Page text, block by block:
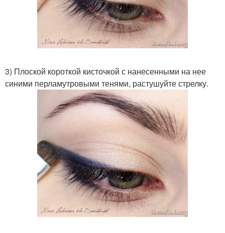
3) Плоской короткой кисточкой с нанесенными на нее
синими перламутровыми тенями, растушуйте стрелку.